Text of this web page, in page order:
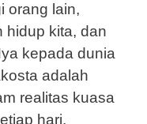
orang lain,
hidup kita, dan
kepada dunia
adalah
realitas kuasa
hari.